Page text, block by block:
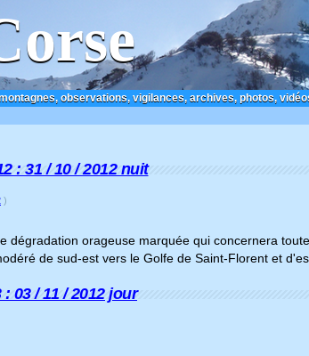
observations, vigilances, archives, photos,
: 31 / 10 / 2012 nuit
)
dégradation orageuse marquée qui concernera
de sud-est vers le Golfe de Saint-Florent et
03 / 11 / 2012 jour